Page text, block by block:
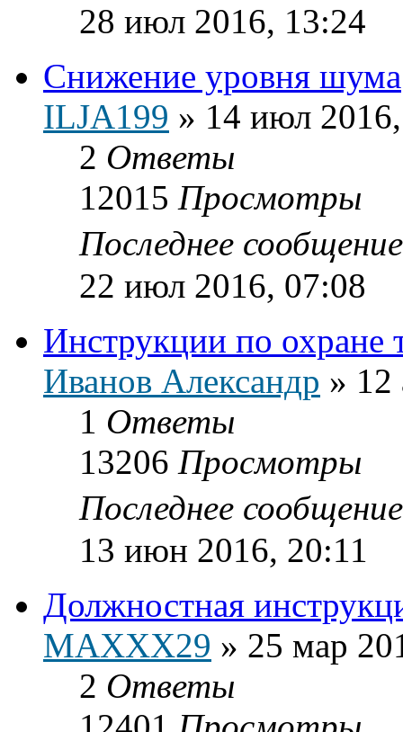
28 июл 2016, 13:24
Снижение уровня шума
ILJA199 » 14 июл
2 Ответы
12015 Просмотры
Последнее
22 июл 2016, 07:08
Инструкции по охране
Иванов Александр » 12
1 Ответы
13206 Просмотры
Последнее
13 июн 2016, 20:11
Должностная
MAXXX29 » 25 мар
2 Ответы